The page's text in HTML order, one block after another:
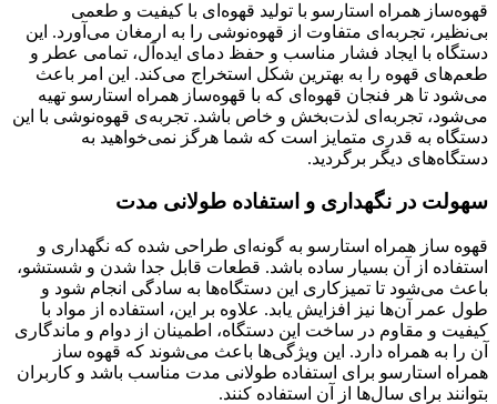
قهوه‌ساز همراه استارسو با تولید قهوه‌ای با کیفیت و طعمی
بی‌نظیر، تجربه‌ای متفاوت از قهوه‌نوشی را به ارمغان می‌آورد. این
دستگاه با ایجاد فشار مناسب و حفظ دمای ایده‌آل، تمامی عطر و
طعم‌های قهوه را به بهترین شکل استخراج می‌کند. این امر باعث
می‌شود تا هر فنجان قهوه‌ای که با قهوه‌ساز همراه استارسو تهیه
می‌شود، تجربه‌ای لذت‌بخش و خاص باشد. تجربه‌ی قهوه‌نوشی با این
دستگاه به قدری متمایز است که شما هرگز نمی‌خواهید به
دستگاه‌های دیگر برگردید.
سهولت در نگهداری و استفاده طولانی مدت
قهوه ساز همراه استارسو به گونه‌ای طراحی شده که نگهداری و
استفاده از آن بسیار ساده باشد. قطعات قابل جدا شدن و شستشو،
باعث می‌شود تا تمیزکاری این دستگاه‌ها به سادگی انجام شود و
طول عمر آن‌ها نیز افزایش یابد. علاوه بر این، استفاده از مواد با
کیفیت و مقاوم در ساخت این دستگاه، اطمینان از دوام و ماندگاری
آن را به همراه دارد. این ویژگی‌ها باعث می‌شوند که قهوه ساز
همراه استارسو برای استفاده طولانی مدت مناسب باشد و کاربران
بتوانند برای سال‌ها از آن استفاده کنند.